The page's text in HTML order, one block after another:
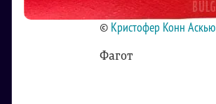
© Кристофер Конн Аскью
Фагот